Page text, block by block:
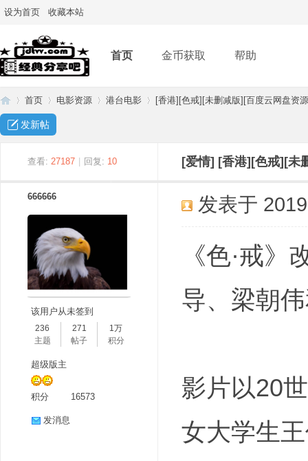
设为首页 收藏本站
首页 金币获取 帮助
首页
›
电影资源
›
港台电影 [香港][色戒][未删减版][百度云网盘资
发新帖
查看: 27187 回复: 10 [爱情] [香港][色戒][未
666666
该用户从未签到
236
主题
271
帖子
1万
积分
超级版主
积分 16573
发消息
发表于
《色·戒
导、梁朝
影片以20
女大学生